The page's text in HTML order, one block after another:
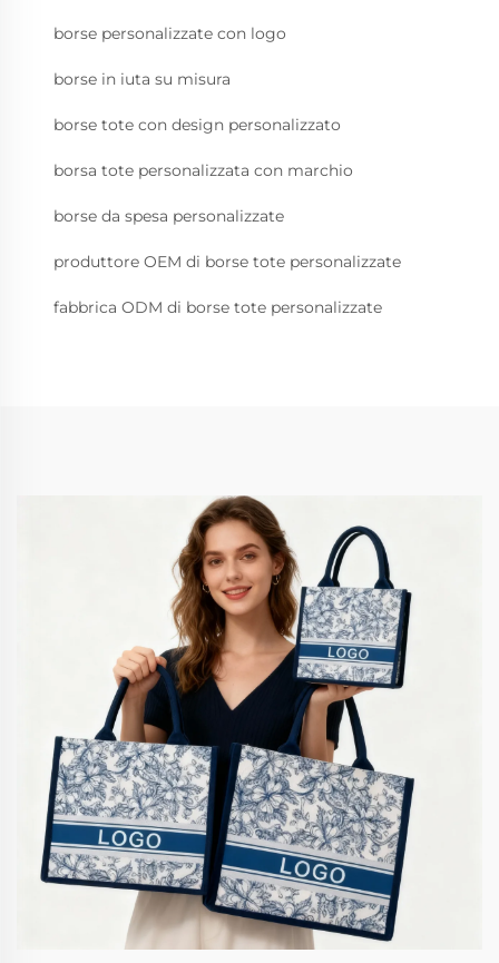
borse personalizzate con logo
borse in iuta su misura
borse tote con design personalizzato
borsa tote personalizzata con marchio
borse da spesa personalizzate
produttore OEM di borse tote personalizzate
fabbrica ODM di borse tote personalizzate